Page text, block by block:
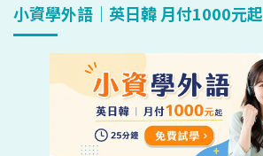
小資學外語｜英日韓 月付1000元起